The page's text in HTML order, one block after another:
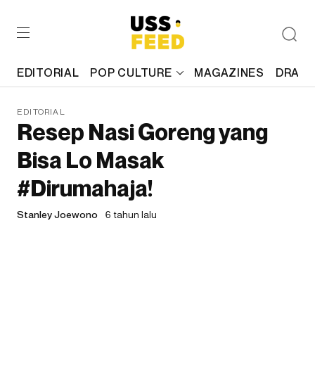
EDITORIAL POP CULTURE MAGAZINES
EDITORIAL
Resep Nasi Goreng yang
Bisa Lo Masak
#Dirumahaja!
Stanley Joewono 6 tahun lalu